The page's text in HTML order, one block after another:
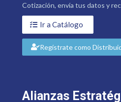
Cotización, envía tus datos y
Ir a Catálogo
Regístrate como
Alianzas